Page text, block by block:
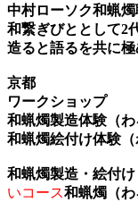
中村ローソク和蝋燭
和繋ぎびととして2
造ると語るを共に極
京都
ワークショップ
和蝋燭製造体験（
和蝋燭絵付け体験（
和蝋燭製造・絵付
いコース和蝋燭（